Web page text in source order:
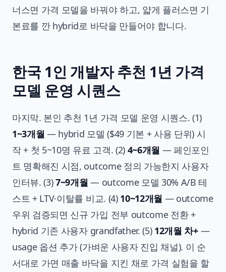
너스면 가격 모델을 바꿔야 하고, 얇게 플러스면 기
본료를 깐 hybrid로 바닥을 만들어야 합니다.
한국 1인 개발자 추천 1년 가격
모델 운영 시퀀스
마지막. 본인 추천 1년 가격 모델 운영 시퀀스. (1)
1~3개월 — hybrid 모델 ($49 기본 + 사용 단위) 시
작 + 첫 5~10명 유료 고객. (2) 4~6개월 — 페인포인
트 명확해진 시점, outcome 정의 가능한지 사용자
인터뷰. (3)7~9개월 — outcome 모델 30% A/B 테
스트 + LTV·이탈률 비교. (4) 10~12개월 — outcome
우위 검증되면 신규 가입 전부 outcome 전환 +
hybrid 기존 사용자 grandfather. (5) 12개월 차+—
usage 옵션 추가 (가벼운 사용자 진입 채널). 이 순
서대로 가면 매출 바닥을 지킨 채로 가격 실험을 할